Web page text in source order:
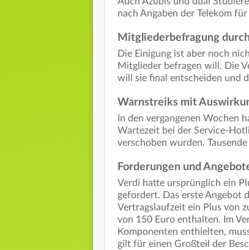
nach Angaben der Telekom
Mitgliederbefragung
Die Einigung ist aber noch
Mitglieder befragen will. Die
will sie final entscheiden und
Warnstreiks mit
In den vergangenen Wochen
Wartezeit bei der Service-
verschoben wurden.
Forderungen und
Verdi hatte ursprünglich ein
gefordert. Das erste Angebot
Vertragslaufzeit ein Plus von
von 150 Euro enthalten. Im
Komponenten enthielten,
gilt für einen Großteil der